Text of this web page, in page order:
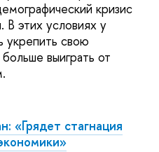
кризис
В этих условиях у
укрепить свою
выиграть от
«Грядет стагнация